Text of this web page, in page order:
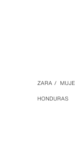
ZARA /
HONDURAS